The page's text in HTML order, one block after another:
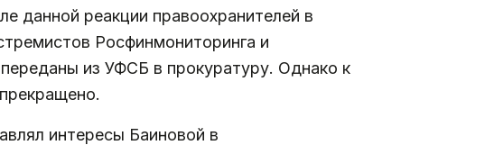
данной реакции правоохранителей в
Росфинмониторинга и
из УФСБ в прокуратуру. Однако к
интересы Баиновой в